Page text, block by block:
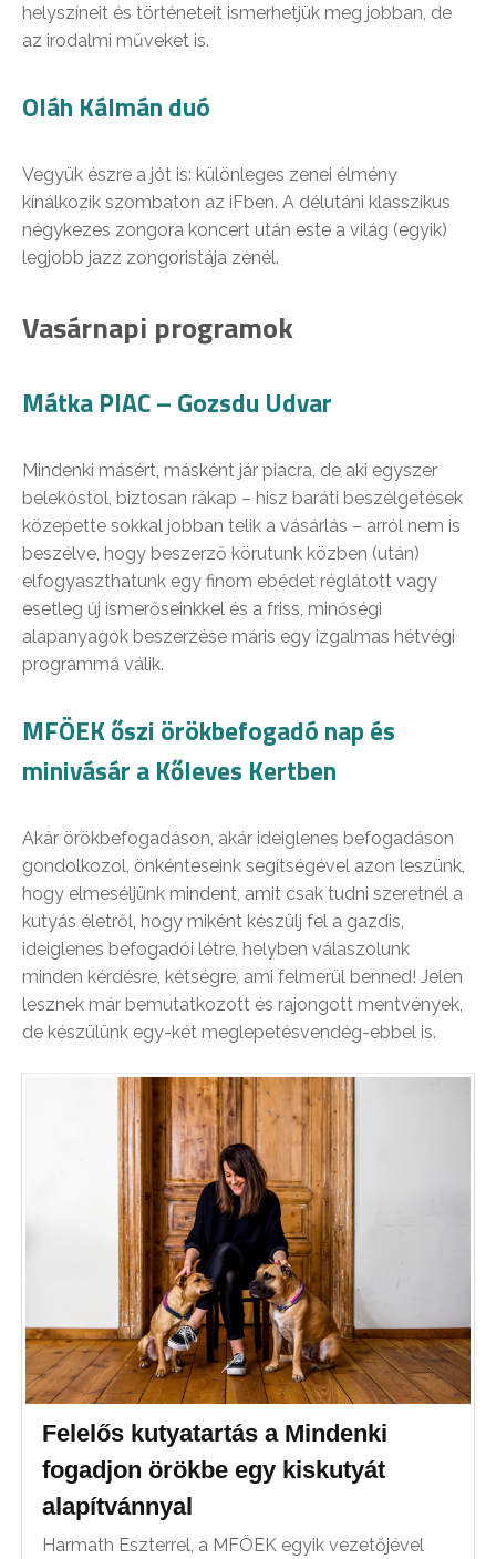
helyszíneit és történeteit ismerhetjük meg jobban, de
az irodalmi műveket is.
Oláh Kálmán duó
Vegyük észre a jót is: különleges zenei élmény
kínálkozik szombaton az iFben. A délutáni klasszikus
négykezes zongora koncert után este a világ (egyik)
legjobb jazz zongoristája zenél.
Vasárnapi programok
Mátka PIAC – Gozsdu Udvar
Mindenki másért, másként jár piacra, de aki egyszer
belekóstol, biztosan rákap – hisz baráti beszélgetések
közepette sokkal jobban telik a vásárlás – arról nem is
beszélve, hogy beszerző körutunk közben (után)
elfogyaszthatunk egy finom ebédet réglátott vagy
esetleg új ismerőseinkkel és a friss, minőségi
alapanyagok beszerzése máris egy izgalmas hétvégi
programmá válik.
MFÖEK őszi örökbefogadó nap és
minivásár a Kőleves Kertben
Akár örökbefogadáson, akár ideiglenes befogadáson
gondolkozol, önkénteseink segítségével azon leszünk,
hogy elmeséljünk mindent, amit csak tudni szeretnél a
kutyás életről, hogy miként készülj fel a gazdis,
ideiglenes befogadói létre, helyben válaszolunk
minden kérdésre, kétségre, ami felmerül benned! Jelen
lesznek már bemutatkozott és rajongott mentvények,
de készülünk egy-két meglepetésvendég-ebbel is.
Felelős kutyatartás a Mindenki
fogadjon örökbe egy kiskutyát
alapítvánnyal
Harmath Eszterrel, a MFÖEK egyik vezetőjével